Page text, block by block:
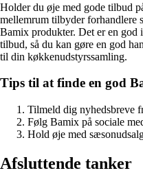
Holder du øje med gode tilbud
mellemrum tilbyder forhandlere
Bamix produkter. Det er en god
tilbud, så du kan gøre en god
til din køkkenudstyrssamling.
Tips til at finde en god
Tilmeld dig nyhedsbreve
Følg Bamix på sociale
Hold øje med
Afsluttende tanker